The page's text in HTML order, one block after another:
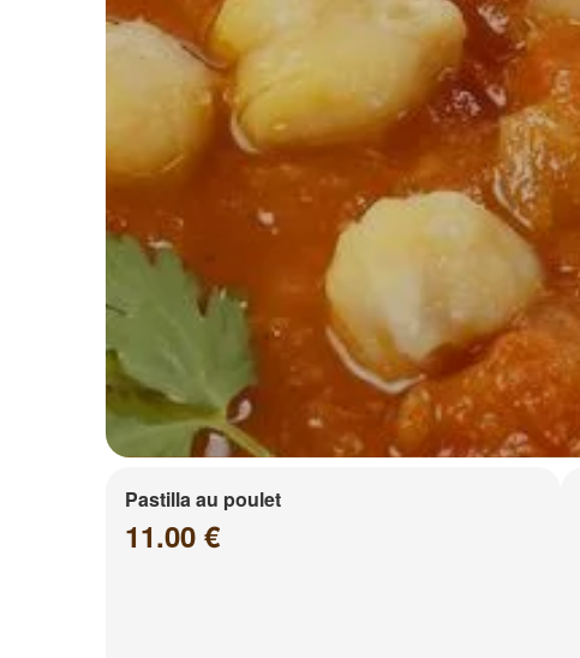
Pastilla au poulet
11.00 €